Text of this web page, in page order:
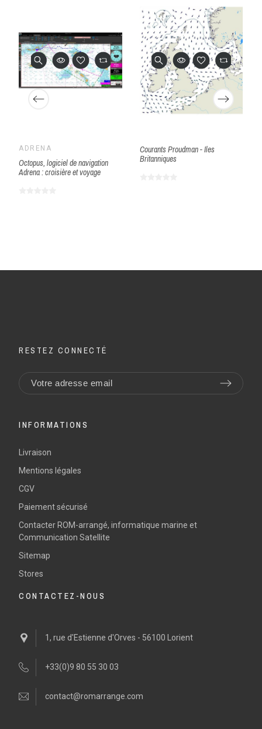
ADRENA
Octopus, logiciel de navigation
Adrena : croisière et voyage
Courants Proudman - Iles
Britanniques
RESTEZ CONNECTÉ
INFORMATIONS
Livraison
Mentions légales
CGV
Paiement sécurisé
Contacter ROM-arrangé, informatique marine et
Communication Satellite
Sitemap
Stores
CONTACTEZ-NOUS
1, rue d'Estienne d'Orves - 56100 Lorient
+33(0)9 80 55 30 03
contact@romarrange.com